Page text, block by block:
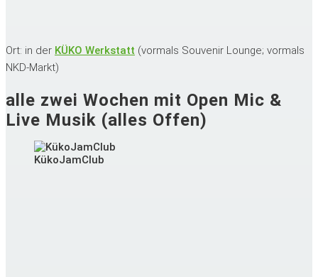
Ort: in der KÜKO Werkstatt (vormals Souvenir Lounge; vormals
NKD-Markt)
alle zwei Wochen mit Open Mic &
Live Musik (alles Offen)
KükoJamClub